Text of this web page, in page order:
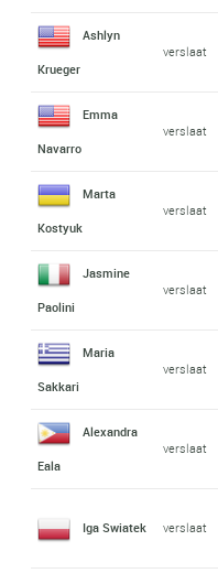
Ashlyn
Krueger
verslaat
Emma
Navarro
verslaat
Marta
Kostyuk
verslaat
Jasmine
Paolini
verslaat
Maria
Sakkari
verslaat
Alexandra
Eala
verslaat
Iga Swiatek verslaat